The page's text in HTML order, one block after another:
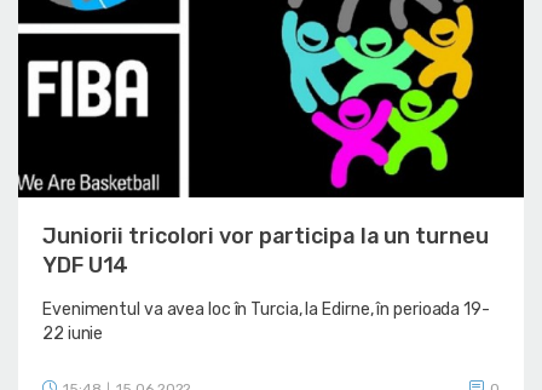
Juniorii tricolori vor participa la un turneu
YDF U14
Evenimentul va avea loc în Turcia, la Edirne, în perioada 19-
22 iunie